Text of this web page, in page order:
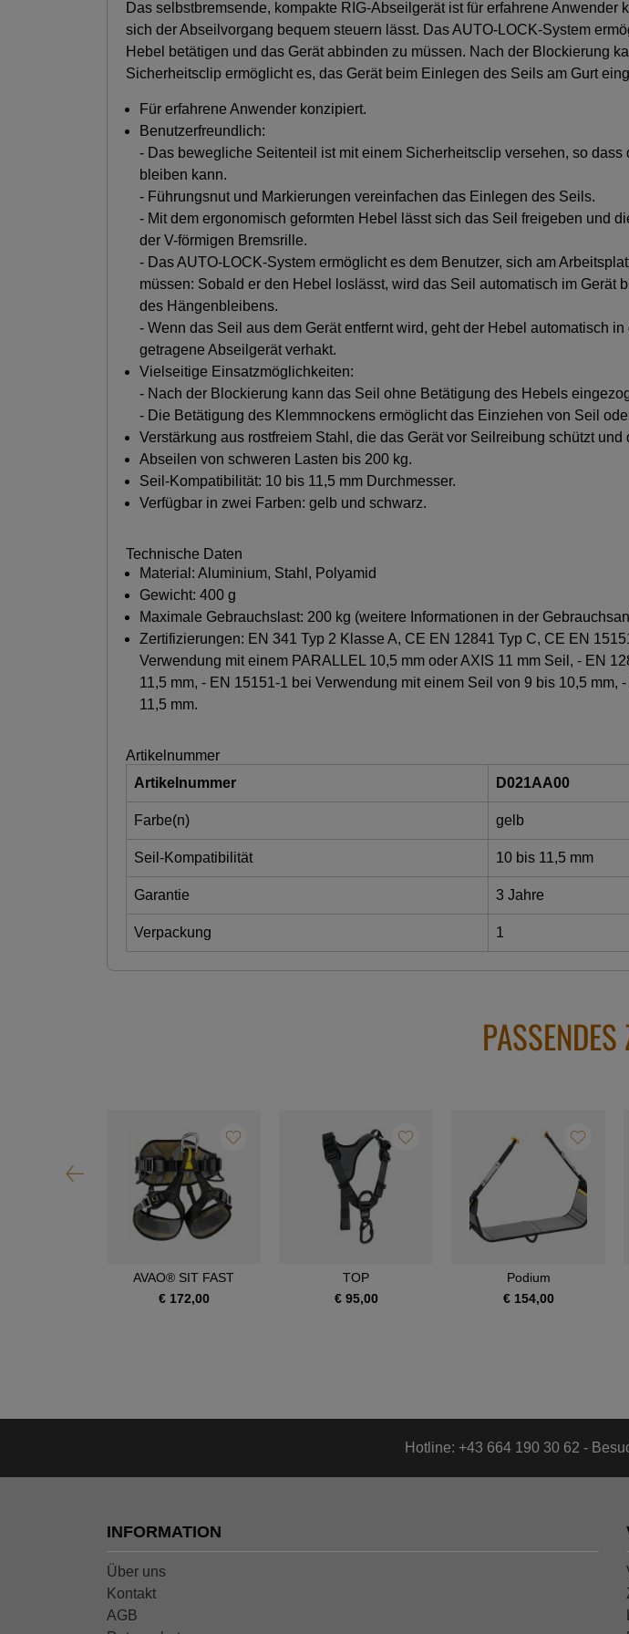
Das selbstbremsende, kompakte RIG-Abseilgerät ist für erfahrene
sich der Abseilvorgang bequem steuern lässt. Das AUTO-LOCK-System
Hebel betätigen und das Gerät abbinden zu müssen. Nach der Blockierung
Sicherheitsclip ermöglicht es, das Gerät beim Einlegen des Seils am Gurt
Für erfahrene Anwender konzipiert.
Benutzerfreundlich:
- Das bewegliche Seitenteil ist mit einem Sicherheitsclip versehen, so
bleiben kann.
- Führungsnut und Markierungen vereinfachen das Einlegen des Seils.
- Mit dem ergonomisch geformten Hebel lässt sich das Seil freigeben und
der V-förmigen Bremsrille.
- Das AUTO-LOCK-System ermöglicht es dem Benutzer, sich am
müssen: Sobald er den Hebel loslässt, wird das Seil automatisch im
des Hängenbleibens.
- Wenn das Seil aus dem Gerät entfernt wird, geht der Hebel automatisch
getragene Abseilgerät verhakt.
Vielseitige Einsatzmöglichkeiten:
- Nach der Blockierung kann das Seil ohne Betätigung des Hebels
- Die Betätigung des Klemmnockens ermöglicht das Einziehen von Seil
Verstärkung aus rostfreiem Stahl, die das Gerät vor Seilreibung schützt
Abseilen von schweren Lasten bis 200 kg.
Seil-Kompatibilität: 10 bis 11,5 mm Durchmesser.
Verfügbar in zwei Farben: gelb und schwarz.
Technische Daten
Material: Aluminium, Stahl, Polyamid
Gewicht: 400 g
Maximale Gebrauchslast: 200 kg (weitere Informationen in der
Zertifizierungen: EN 341 Typ 2 Klasse A, CE EN 12841 Typ C, CE EN
Verwendung mit einem PARALLEL 10,5 mm oder AXIS 11 mm Seil, - EN
11,5 mm, - EN 15151-1 bei Verwendung mit einem Seil von 9 bis 10,5
11,5 mm.
Artikelnummer
Artikelnummer
D021AA00
Farbe(n) gelb
Seil-Kompatibilität 10 bis 11,5 mm
Garantie 3 Jahre
Verpackung 1
AVAO® SIT FAST
€ 172,00
TOP
€ 95,00
Podium
€ 154,00
Hotline: +43 664 190 30 62 -
INFORMATION
Über uns
Kontakt
AGB